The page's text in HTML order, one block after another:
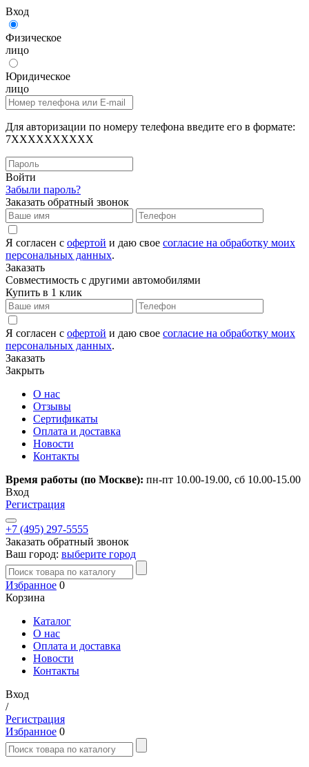
Вход
Физическое
лицо
Юридическое
лицо
Для авторизации по номеру телефона введите его в формате:
7XXXXXXXXXX
Войти
Забыли пароль?
Заказать обратный звонок
Я согласен с офертой и даю свое согласие на обработку моих
персональных данных.
Заказать
Совместимость с другими автомобилями
Купить в 1 клик
Я согласен с офертой и даю свое согласие на обработку моих
персональных данных.
Заказать
Закрыть
О нас
Отзывы
Сертификаты
Оплата и доставка
Новости
Контакты
Время работы (по Москве): пн-пт 10.00-19.00, сб 10.00-15.00
Вход
Регистрация
+7 (495) 297-5555
Заказать обратный звонок
Ваш город: выберите город
Избранное 0
Корзина
Каталог
О нас
Оплата и доставка
Новости
Контакты
Вход
/
Регистрация
Избранное 0